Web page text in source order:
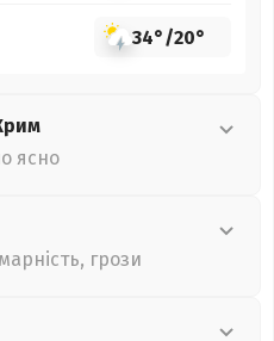
34°/20°
ясно
грози